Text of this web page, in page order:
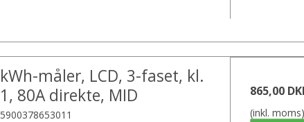
kWh-måler, LCD, 3-faset, kl.
1, 80A direkte, MID
5900378653011
865,00
(inkl. moms)